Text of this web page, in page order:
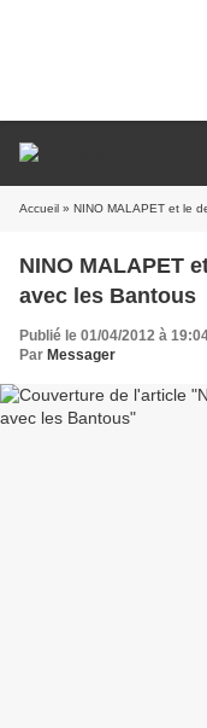
Accueil » NINO MALAPET et le
NINO MALAPET
avec les Bantous
Publié le 01/04/2012 à
Par Messager